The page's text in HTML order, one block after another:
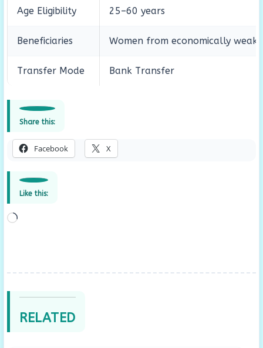
Age Eligibility 25–60 years
Beneficiaries Women from economically
Transfer Mode Bank Transfer
Share this:
Facebook X
Like this:
Loading…
RELATED